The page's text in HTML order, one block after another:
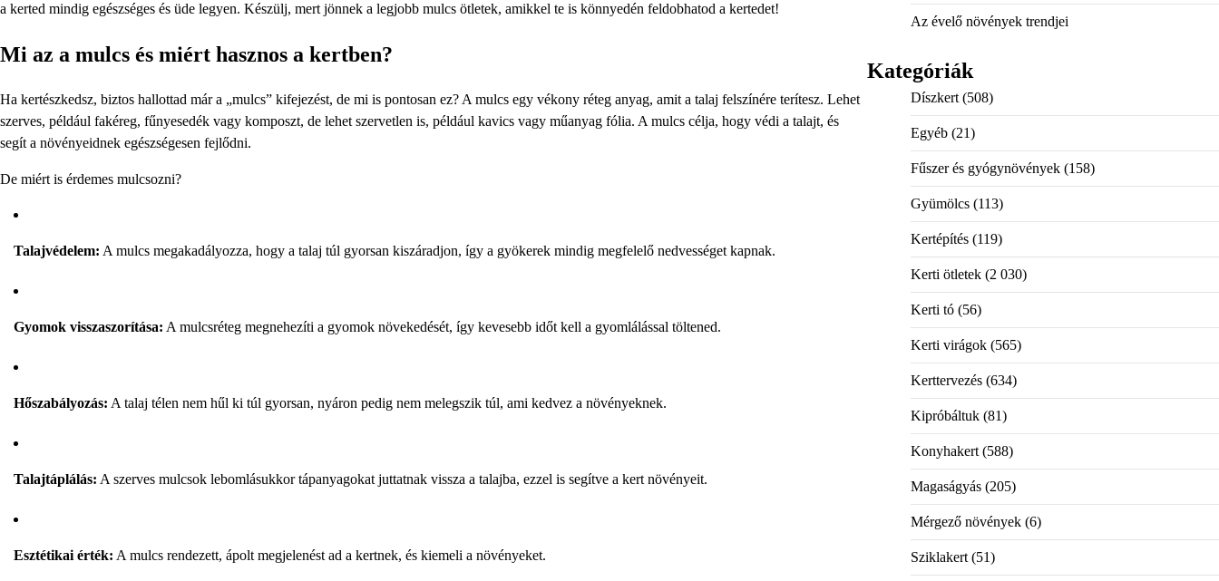
a kerted mindig egészséges és üde legyen. Készülj, mert jönnek a legjobb mulcs ötletek, amikkel te is könnyedén feldobhatod a kertedet!
Mi az a mulcs és miért hasznos a kertben?
Ha kertészkedsz, biztos hallottad már a „mulcs” kifejezést, de mi is pontosan ez? A mulcs egy vékony réteg anyag, amit a talaj felszínére terítesz. Lehet
szerves, például fakéreg, fűnyesedék vagy komposzt, de lehet szervetlen is, például kavics vagy műanyag fólia. A mulcs célja, hogy védi a talajt, és
segít a növényeidnek egészségesen fejlődni.
De miért is érdemes mulcsozni?
Talajvédelem: A mulcs megakadályozza, hogy a talaj túl gyorsan kiszáradjon, így a gyökerek mindig megfelelő nedvességet kapnak.
Gyomok visszaszorítása: A mulcsréteg megnehezíti a gyomok növekedését, így kevesebb időt kell a gyomlálással töltened.
Hőszabályozás: A talaj télen nem hűl ki túl gyorsan, nyáron pedig nem melegszik túl, ami kedvez a növényeknek.
Talajtáplálás: A szerves mulcsok lebomlásukkor tápanyagokat juttatnak vissza a talajba, ezzel is segítve a kert növényeit.
Esztétikai érték: A mulcs rendezett, ápolt megjelenést ad a kertnek, és kiemeli a növényeket.
Az évelő növények trendjei
Kategóriák
Díszkert(508)
Egyéb(21)
Fűszer és gyógynövények(158)
Gyümölcs(113)
Kertépítés(119)
Kerti ötletek(2 030)
Kerti tó(56)
Kerti virágok(565)
Kerttervezés(634)
Kipróbáltuk(81)
Konyhakert(588)
Magaságyás(205)
Mérgező növények(6)
Sziklakert(51)